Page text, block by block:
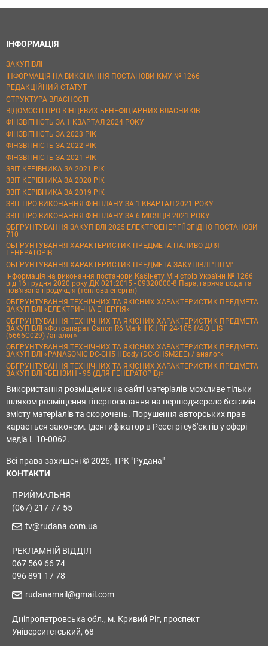
ІНФОРМАЦІЯ
ЗАКУПІВЛІ
ІНФОРМАЦІЯ НА ВИКОНАННЯ ПОСТАНОВИ КМУ № 1266
РЕДАКЦІЙНИЙ СТАТУТ
СТРУКТУРА ВЛАСНОСТІ
ВІДОМОСТІ ПРО КІНЦЕВИХ БЕНЕФІЦІАРНИХ ВЛАСНИКІВ
ФІНЗВІТНІСТЬ ЗА 1 КВАРТАЛ 2024 РОКУ
ФІНЗВІТНІСТЬ ЗА 2023 РІК
ФІНЗВІТНІСТЬ ЗА 2022 РІК
ФІНЗВІТНІСТЬ ЗА 2021 РІК
ЗВІТ КЕРІВНИКА ЗА 2021 РІК
ЗВІТ КЕРІВНИКА ЗА 2020 РІК
ЗВІТ КЕРІВНИКА ЗА 2019 РІК
ЗВІТ ПРО ВИКОНАННЯ ФІНПЛАНУ ЗА 1 КВАРТАЛ 2021 РОКУ
ЗВІТ ПРО ВИКОНАННЯ ФІНПЛАНУ ЗА 6 МІСЯЦІВ 2021 РОКУ
ОБҐРУНТУВАННЯ ЗАКУПІВЛІ 2025 ЕЛЕКТРОЕНЕРГІЇ ЗГІДНО ПОСТАНОВИ
710
ОБҐРУНТУВАННЯ ХАРАКТЕРИСТИК ПРЕДМЕТА ПАЛИВО ДЛЯ
ГЕНЕРАТОРІВ
ОБҐРУНТУВАННЯ ХАРАКТЕРИСТИК ПРЕДМЕТА ЗАКУПІВЛІ "ППМ"
Інформація на виконання постанови Кабінету Міністрів України № 1266
від 16 грудня 2020 року ДК 021:2015 - 09320000-8 Пара, гаряча вода та
пов’язана продукція (теплова енергія)
ОБҐРУНТУВАННЯ ТЕХНІЧНИХ ТА ЯКІСНИХ ХАРАКТЕРИСТИК ПРЕДМЕТА
ЗАКУПІВЛІ «ЕЛЕКТРИЧНА ЕНЕРГІЯ»
ОБҐРУНТУВАННЯ ТЕХНІЧНИХ ТА ЯКІСНИХ ХАРАКТЕРИСТИК ПРЕДМЕТА
ЗАКУПІВЛІ «Фотоапарат Canon R6 Mark II Kit RF 24-105 f/4.0 L IS
(5666C029) /аналог»
ОБҐРУНТУВАННЯ ТЕХНІЧНИХ ТА ЯКІСНИХ ХАРАКТЕРИСТИК ПРЕДМЕТА
ЗАКУПІВЛІ «PANASONIC DC-GH5 II Body (DC-GH5M2EE) / аналог»
ОБҐРУНТУВАННЯ ТЕХНІЧНИХ ТА ЯКІСНИХ ХАРАКТЕРИСТИК ПРЕДМЕТА
ЗАКУПІВЛІ «БЕНЗИН - 95 (ДЛЯ ГЕНЕРАТОРІВ)»
Використання розміщених на сайті матеріалів можливе тільки
шляхом розміщення гіперпосилання на першоджерело без змін
змісту матеріалів та скорочень. Порушення авторських прав
карається законом. Ідентифікатор в Реєстрі суб'єктів у сфері
медіа L 10-0062.
Всі права захищені © 2026, ТРК "Рудана"
КОНТАКТИ
ПРИЙМАЛЬНЯ
(067) 217-77-55
tv@rudana.com.ua
РЕКЛАМНІЙ ВІДДІЛ
067 569 66 74
096 891 17 78
rudanamail@gmail.com
Дніпропетровська обл., м. Кривий Ріг, проспект
Університетський, 68